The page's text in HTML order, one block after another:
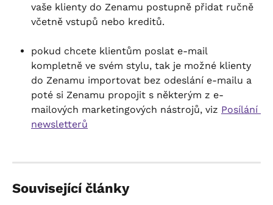
vaše klienty do Zenamu postupně přidat ručně
včetně vstupů nebo kreditů.
pokud chcete klientům poslat e-mail
kompletně ve svém stylu, tak je možné klienty
do Zenamu importovat bez odeslání e-mailu a
poté si Zenamu propojit s některým z e-
mailových marketingových nástrojů, viz Posílání
newsletterů
Související články